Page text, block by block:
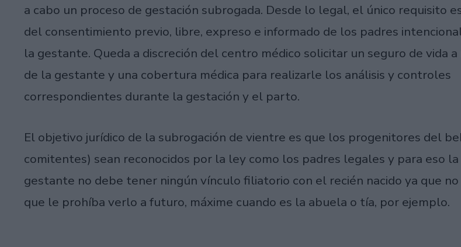
a cabo un proceso de gestación subrogada. Desde lo legal, el único requisito
del consentimiento previo, libre, expreso e informado de los padres
la gestante. Queda a discreción del centro médico solicitar un seguro de vida
de la gestante y una cobertura médica para realizarle los análisis y controles
correspondientes durante la gestación y el parto.
El objetivo jurídico de la subrogación de vientre es que los progenitores del
comitentes) sean reconocidos por la ley como los padres legales y para eso
gestante no debe tener ningún vínculo filiatorio con el recién nacido ya que
que le prohíba verlo a futuro, máxime cuando es la abuela o tía, por ejemplo.